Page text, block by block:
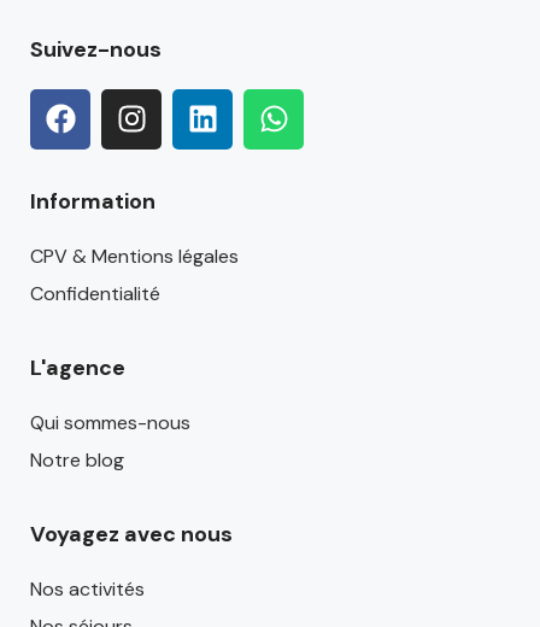
Suivez-nous
Information
CPV & Mentions légales
Confidentialité
L'agence
Qui sommes-nous
Notre blog
Voyagez avec nous
Nos activités